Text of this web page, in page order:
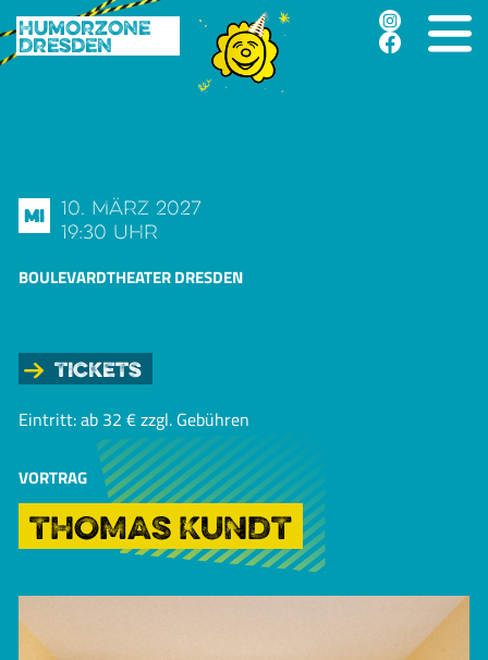
Humorzone
Dresden
Mi
10. März 2027
19:30 Uhr
BOULEVARDTHEATER DRESDEN
Tickets
Eintritt: ab 32 € zzgl. Gebühren
VORTRAG
THOMAS KUNDT